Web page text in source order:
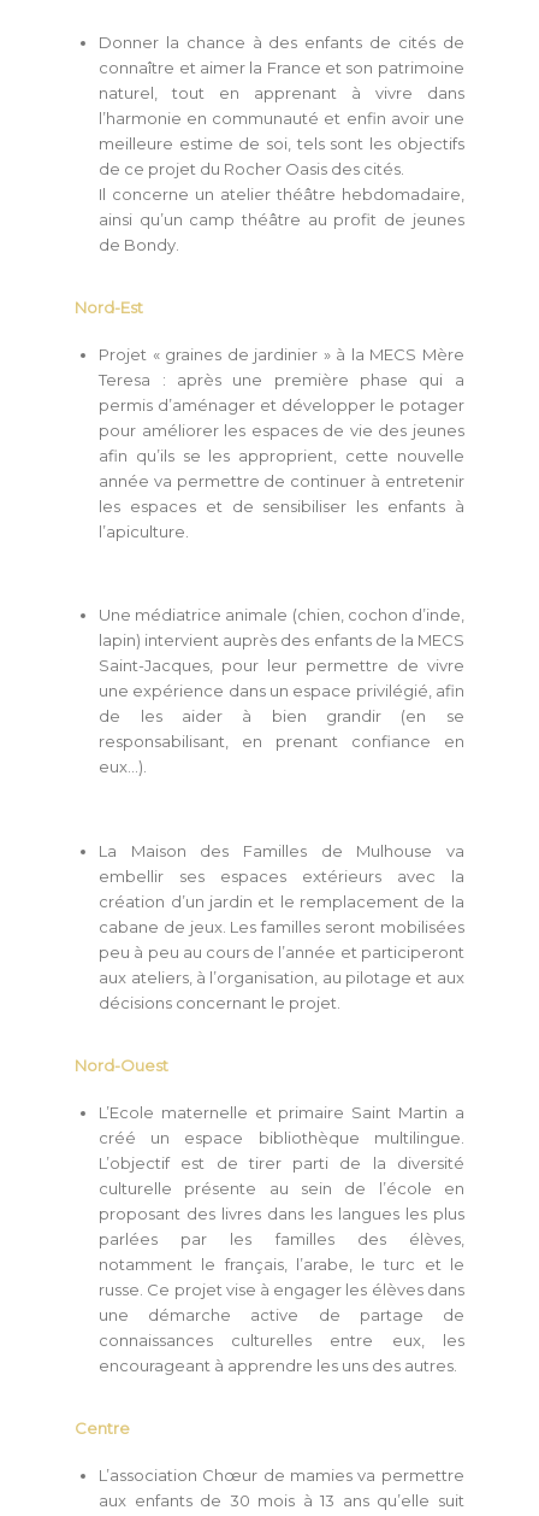
Donner la chance à des enfants de cités de
connaître et aimer la France et son patrimoine
naturel, tout en apprenant à vivre dans
l’harmonie en communauté et enfin avoir une
meilleure estime de soi, tels sont les objectifs
de ce projet du Rocher Oasis des cités.
Il concerne un atelier théâtre hebdomadaire,
ainsi qu’un camp théâtre au profit de jeunes
de Bondy.
Nord-Est
Projet « graines de jardinier » à la MECS Mère
Teresa : après une première phase qui a
permis d’aménager et développer le potager
pour améliorer les espaces de vie des jeunes
afin qu’ils se les approprient, cette nouvelle
année va permettre de continuer à entretenir
les espaces et de sensibiliser les enfants à
l’apiculture.
Une médiatrice animale (chien, cochon d’inde,
lapin) intervient auprès des enfants de la MECS
Saint-Jacques, pour leur permettre de vivre
une expérience dans un espace privilégié, afin
de les aider à bien grandir (en se
responsabilisant, en prenant confiance en
eux…).
La Maison des Familles de Mulhouse va
embellir ses espaces extérieurs avec la
création d’un jardin et le remplacement de la
cabane de jeux. Les familles seront mobilisées
peu à peu au cours de l’année et participeront
aux ateliers, à l’organisation, au pilotage et aux
décisions concernant le projet.
Nord-Ouest
L’Ecole maternelle et primaire Saint Martin a
créé un espace bibliothèque multilingue.
L’objectif est de tirer parti de la diversité
culturelle présente au sein de l’école en
proposant des livres dans les langues les plus
parlées par les familles des élèves,
notamment le français, l’arabe, le turc et le
russe. Ce projet vise à engager les élèves dans
une démarche active de partage de
connaissances culturelles entre eux, les
encourageant à apprendre les uns des autres.
Centre
L’association Chœur de mamies va permettre
aux enfants de 30 mois à 13 ans qu’elle suit